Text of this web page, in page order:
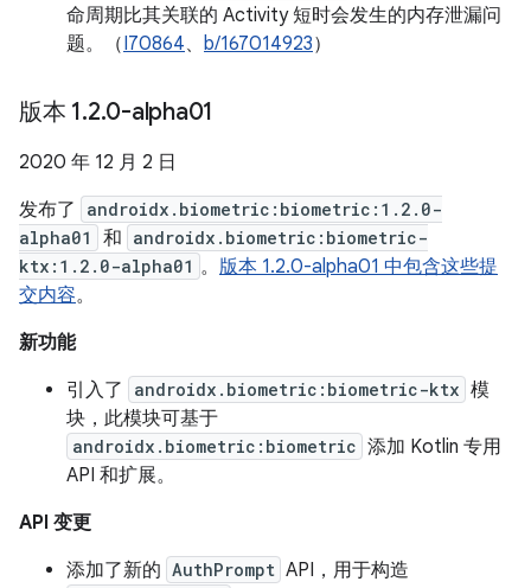
命周期比其关联的 Activity 短时会发生的内存泄漏问
题。（I70864、 b/167014923）
版本 1.2.0-alpha01
2020 年 12 月 2 日
发布了
androidx.biometric:biometric:1.2.0-
alpha01
和 androidx.biometric:biometric-
ktx:1.2.0-alpha01 。 版本 1.2.0-alpha01 中包含这些提
交内容。
新功能
引入了
androidx.biometric:biometric-ktx 模
块，此模块可基于
androidx.biometric:biometric 添加 Kotlin 专用
API 和扩展。
API 变更
添加了新的 AuthPrompt API，用于构造